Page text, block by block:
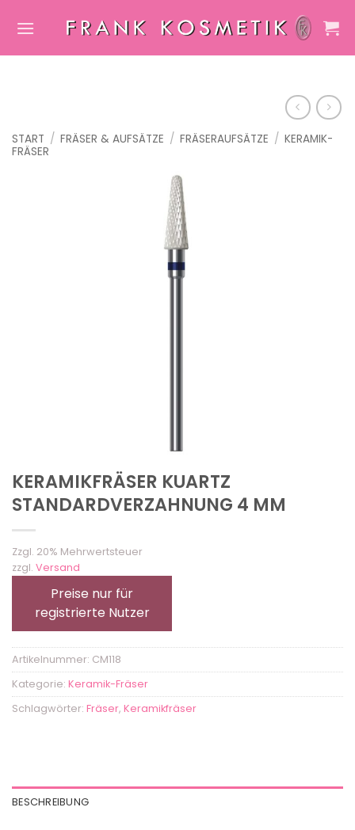
Inhalt
START / FRÄSER & AUFSÄTZE / FRÄSERAUFSÄTZE / KERAMIK-
FRÄSER
KERAMIKFRÄSER KUARTZ
STANDARDVERZAHNUNG 4 MM
Zzgl. 20% Mehrwertsteuer
zzgl. Versand
Preise nur für
registrierte Nutzer
Artikelnummer: CM118
Kategorie: Keramik-Fräser
Schlagwörter: Fräser, Keramikfräser
BESCHREIBUNG